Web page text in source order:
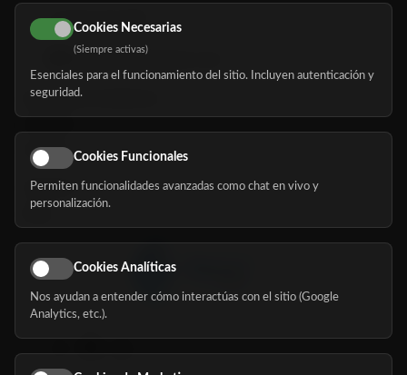
616 113 103
hola@mundomayor.com
Buscador de residencias
Eventos
Nosotros
Síguenos
Cookies Necesarias
(Siempre activas)
Esenciales para el funcionamiento del sitio. Incluyen autenticación y
seguridad.
Cookies Funcionales
Permiten funcionalidades avanzadas como chat en vivo y
personalización.
Cookies Analíticas
Nos ayudan a entender cómo interactúas con el sitio (Google
Analytics, etc.).